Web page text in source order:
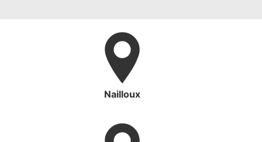
Nailloux